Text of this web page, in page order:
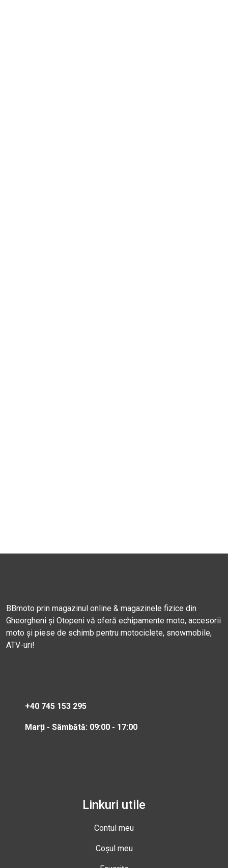
BBmoto prin magazinul online & magazinele fizice din
Gheorgheni și Otopeni vă oferă echipamente moto, accesorii
moto și piese de schimb pentru motociclete, snowmobile,
ATV-uri!
+40 745 153 295
Marți - Sâmbătă: 09:00 - 17:00
Linkuri utile
Contul meu
Coșul meu